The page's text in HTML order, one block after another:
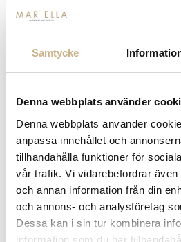
Samtycke
Denna webbplats använder
Denna webbplats använder
anpassa innehållet och
tillhandahålla funktioner för
vår trafik. Vi vidarebefordrar
och annan information från din
och annons- och analysföretag
Dessa kan i sin tur kombinera
information som du har
RÖD SKÅL - LETS
+
- LÄGG I
Lagerstatus: I lager
14 dagars returrätt på lagervaror.
Leverans inom 3-5 arbetsdagar på
Få10% välkomstrabatt när du
nyhetsbrev